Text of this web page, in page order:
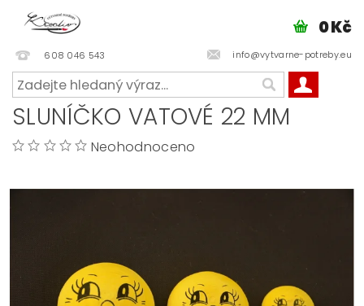
608 046 543 info@vytvarne-potreby.eu
0 Kč
SLUNÍČKO VATOVÉ 22 MM
Neohodnoceno